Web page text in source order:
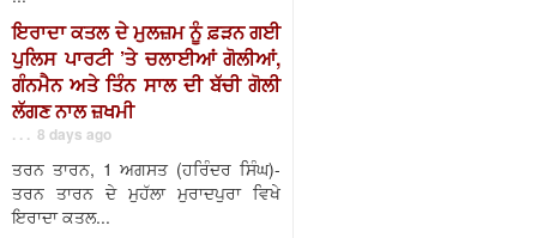
ਇਰਾਦਾ ਕਤਲ ਦੇ ਮੁਲਜ਼ਮ ਨੂੰ ਫ਼ੜਨ ਗਈ
ਪੁਲਿਸ ਪਾਰਟੀ ’ਤੇ ਚਲਾਈਆਂ ਗੋਲੀਆਂ,
ਗੰਨਮੈਨ ਅਤੇ ਤਿੰਨ ਸਾਲ ਦੀ ਬੱਚੀ ਗੋਲੀ
ਲੱਗਣ ਨਾਲ ਜ਼ਖਮੀ
. . . 8 days ago
ਤਰਨ ਤਾਰਨ, 1 ਅਗਸਤ (ਹਰਿੰਦਰ ਸਿੰਘ)-
ਤਰਨ ਤਾਰਨ ਦੇ ਮੁਹੱਲਾ ਮੁਰਾਦਪੁਰਾ ਵਿਖੇ
ਇਰਾਦਾ ਕਤਲ...